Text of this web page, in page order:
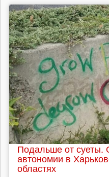
Подальше от суеты.
автономии в
областях